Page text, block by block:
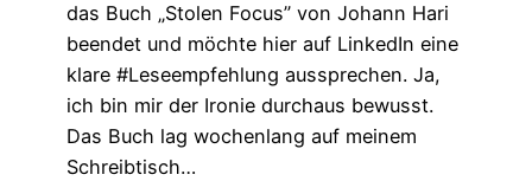
das Buch „Stolen Focus” von Johann Hari
beendet und möchte hier auf LinkedIn eine
klare #Leseempfehlung aussprechen. Ja,
ich bin mir der Ironie durchaus bewusst.
Das Buch lag wochenlang auf meinem
Schreibtisch…